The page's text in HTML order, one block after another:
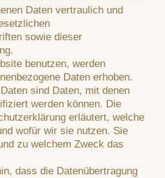
Daten vertraulich und
sowie dieser
benutzen, werden
Daten erhoben.
sind Daten, mit denen
werden können. Die
erläutert, welche
wofür wir sie nutzen. Sie
zu welchem Zweck das
dass die Datenübertragung